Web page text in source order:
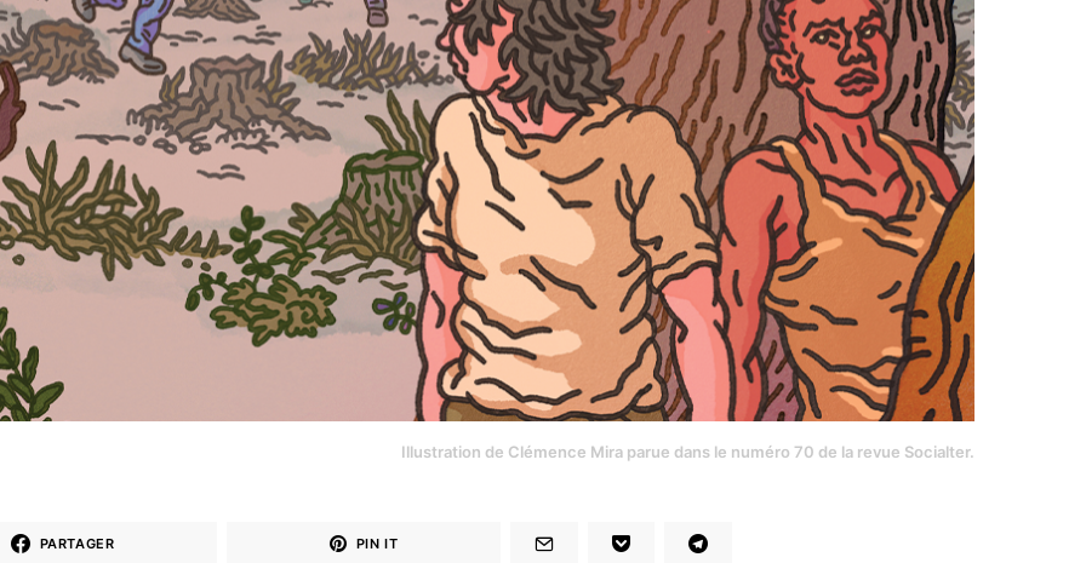
Illustration de Clémence Mira parue dans le numéro 70 de la revue Socialter.
PARTAGER PIN IT